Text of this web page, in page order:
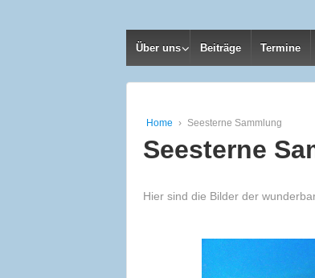
Über uns Beiträge Termine
Home › Seesterne Sammlung
Seesterne
Hier sind die Bilder der